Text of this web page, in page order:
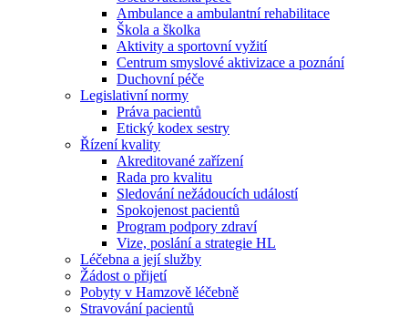
Ambulance a ambulantní rehabilitace
Škola a školka
Aktivity a sportovní vyžití
Centrum smyslové aktivizace a poznání
Duchovní péče
Legislativní normy
Práva pacientů
Etický kodex sestry
Řízení kvality
Akreditované zařízení
Rada pro kvalitu
Sledování nežádoucích událostí
Spokojenost pacientů
Program podpory zdraví
Vize, poslání a strategie HL
Léčebna a její služby
Žádost o přijetí
Pobyty v Hamzově léčebně
Stravování pacientů